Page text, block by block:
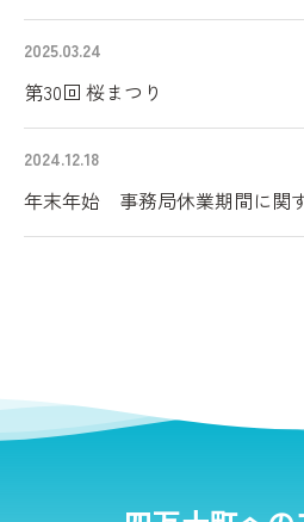
2025.03.24
第30回 桜まつり
2024.12.18
年末年始 事務局休業期間に関